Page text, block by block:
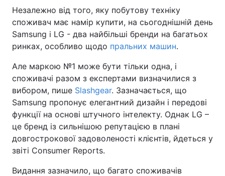
Головна Війна
Україна Політика
Спорт Наука
Техно і зв'язок Лайт
Зброя Інциденти
Здоров'я
Цікавинки Погода
Незалежно від того, яку побутову техніку
споживач має намір купити, на сьогоднішній день
Samsung і LG - два найбільші бренди на багатьох
ринках, особливо щодо пральних машин.
Але маркою №1 може бути тільки одна, і
споживачі разом з експертами визначилися з
вибором, пише Slashgear. Зазначається, що
Samsung пропонує елегантний дизайн і передові
функції на основі штучного інтелекту. Однак LG –
це бренд із сильнішою репутацією в плані
довгострокової задоволеності клієнтів, йдеться у
звіті Consumer Reports.
Видання зазначило, що багато споживачів